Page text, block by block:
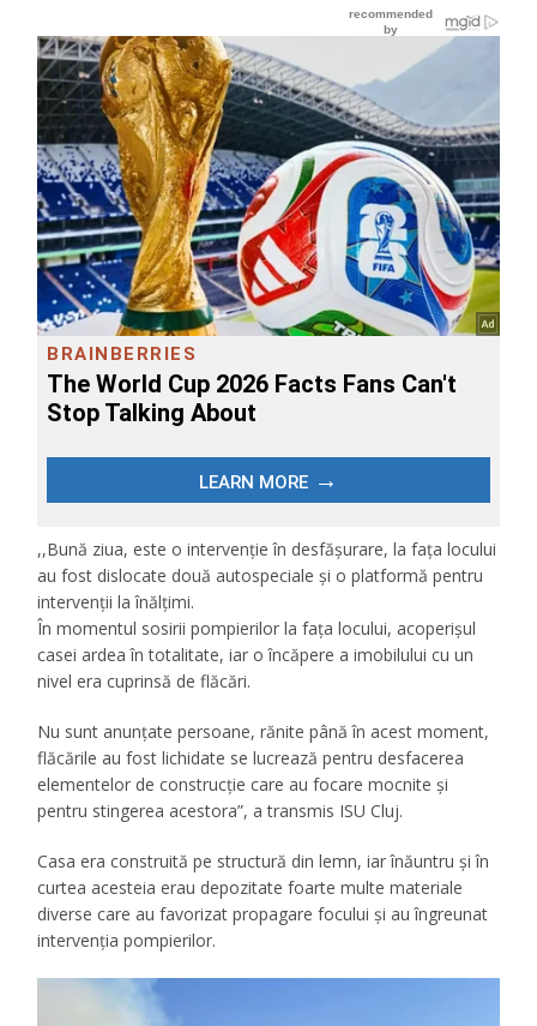
,,Bună ziua, este o intervenție în desfășurare, la fața locului
au fost dislocate două autospeciale și o platformă pentru
intervenții la înălțimi.
În momentul sosirii pompierilor la fața locului, acoperișul
casei ardea în totalitate, iar o încăpere a imobilului cu un
nivel era cuprinsă de flăcări.
Nu sunt anunțate persoane, rănite până în acest moment,
flăcările au fost lichidate se lucrează pentru desfacerea
elementelor de construcție care au focare mocnite și
pentru stingerea acestora”, a transmis ISU Cluj.
Casa era construită pe structură din lemn, iar înăuntru și în
curtea acesteia erau depozitate foarte multe materiale
diverse care au favorizat propagare focului și au îngreunat
intervenția pompierilor.